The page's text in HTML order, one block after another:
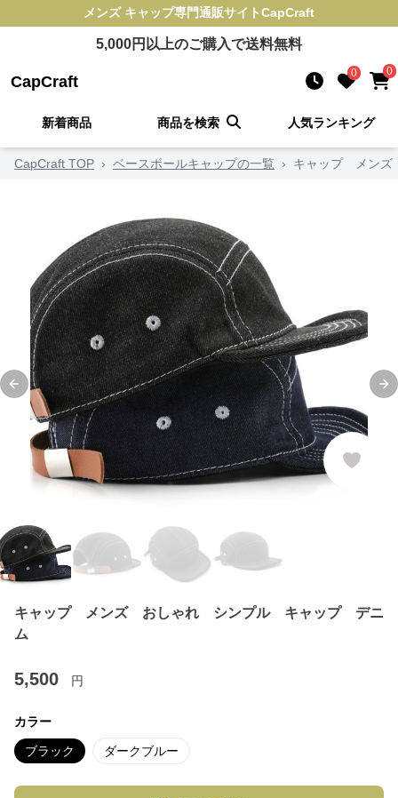
メンズ キャップ専門通販サイトCapCraft
5,000円以上のご購入で送料無料
CapCraft 0 0
新着商品 商品を検索 人気ランキング
CapCraft TOP › ベースボールキャップの一覧 › キャップ メン
Previous slide
キャップ メンズ おしゃれ シンプル キャップ デニ
ム
5,500 円
カラー
ブラック ダークブルー